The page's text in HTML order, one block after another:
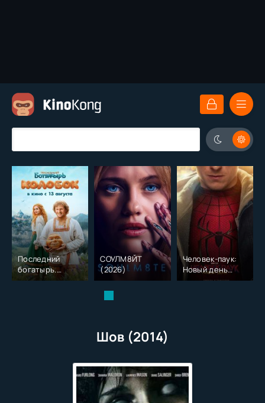
Последний
богатырь.
Колобок (2026)
СОУЛМ8ЙТ
(2026)
Человек-паук:
Новый день
(2026)
Шов (2014)